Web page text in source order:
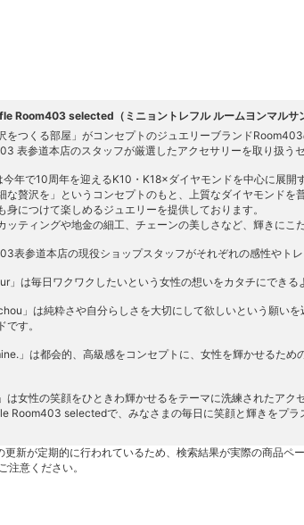
Room403 selected（ミニョントレフル ルームヨンマルサ
をつくる部屋」がコンセプトのジュエリーブランド
表参道本店のスタッフが厳選したアクセサリーを取り扱う
年で10周年を迎えるK10・K18×ダイヤモンドを中心に展開
な贅沢を」というコンセプトのもと、上質なダイヤモンド
身につけて楽しめるジュエリーを提供しております。
ッティングや地金の細工、チェーンの美しさなど、輝きにこ
表参道本店の現役ショップスタッフがそれぞれの感性やト
」は毎日ワクワクしたいという女性の想いをカタチにでき
」は純粋さや自分らしさを大切にして欲しいという願い
です。
」は都会的、高級感をコンセプトに、女性を輝かせるた
」は女性の笑顔をひときわ輝かせるをテーマに洗練されたアク
Room403 selectedで、みなさまの毎日に笑顔と輝きをプラ
更新が定期的に行われているため、検索結果が実際の商品ペ
注意ください。